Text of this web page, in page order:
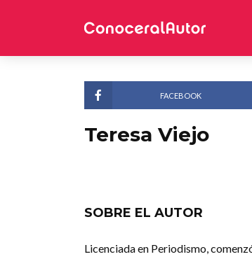
FACEBOOK
Teresa Viejo
SOBRE EL AUTOR
Licenciada en Periodismo,